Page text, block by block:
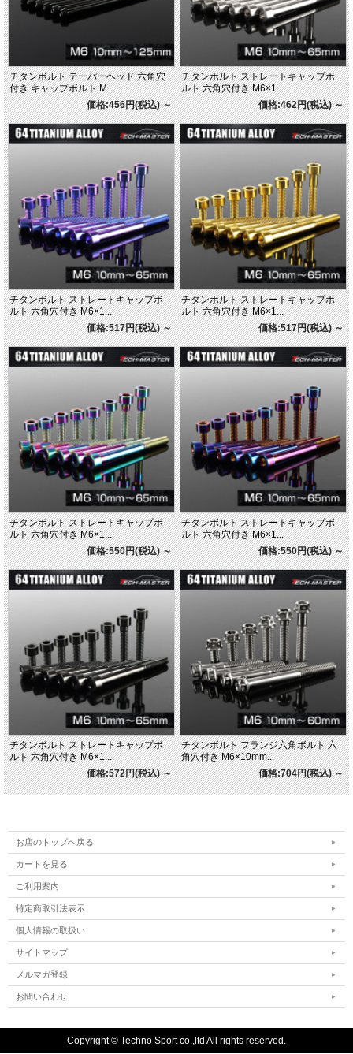
チタンボルト テーパーヘッド 六角穴
付き キャップボルト M...
価格:456円(税込)～
チタンボルト ストレートキャップボ
ルト 六角穴付き M6×1...
価格:462円(税込)～
チタンボルト ストレートキャップボ
ルト 六角穴付き M6×1...
価格:517円(税込)～
チタンボルト ストレートキャップボ
ルト 六角穴付き M6×1...
価格:517円(税込)～
チタンボルト ストレートキャップボ
ルト 六角穴付き M6×1...
価格:550円(税込)～
チタンボルト ストレートキャップボ
ルト 六角穴付き M6×1...
価格:550円(税込)～
チタンボルト ストレートキャップボ
ルト 六角穴付き M6×1...
価格:572円(税込)～
チタンボルト フランジ六角ボルト 六
角穴付き M6×10mm...
価格:704円(税込)～
お店のトップへ戻る
カートを見る
ご利用案内
特定商取引法表示
個人情報の取扱い
サイトマップ
メルマガ登録
お問い合わせ
Copyright © Techno Sport co.,ltd All rights reserved.